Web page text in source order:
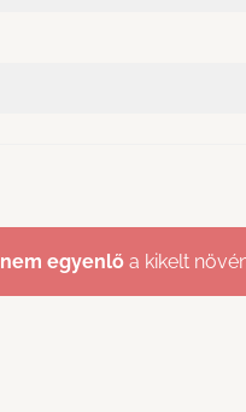
nem egyenlőa kikelt